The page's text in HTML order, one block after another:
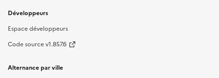
Développeurs
Espace développeurs
Code source v1.857.6
Alternance par ville